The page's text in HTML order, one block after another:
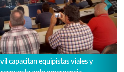
viales y municipales ante